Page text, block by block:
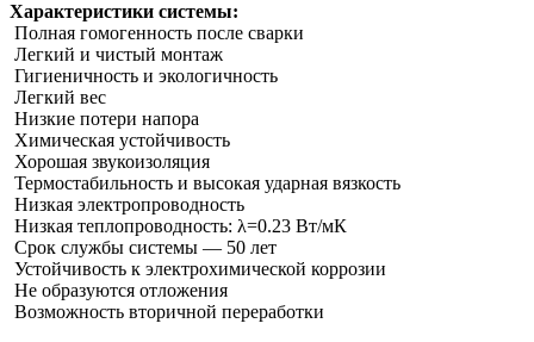
Характеристики системы:
Полная гомогенность после сварки
Легкий и чистый монтаж
Гигиеничность и экологичность
Легкий вес
Низкие потери напора
Химическая устойчивость
Хорошая звукоизоляция
Термостабильность и высокая ударная вязкость
Низкая электропроводность
Низкая теплопроводность: λ=0.23 Вт/мК
Срок службы системы ― 50 лет
Устойчивость к электрохимической коррозии
Не образуются отложения
Возможность вторичной переработки